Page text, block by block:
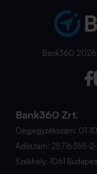
Bank360
Bank360 Zrt.
Cégjegyzékszám: 01-
Adószám: 25716355-
Székhely: 1061